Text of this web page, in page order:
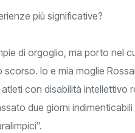
più significative?
di orgoglio, ma porto nel
scorso. Io e mia moglie
con disabilità intellettivo
due giorni